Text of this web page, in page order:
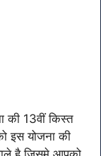
की 13वीं किस्त
इस योजना की